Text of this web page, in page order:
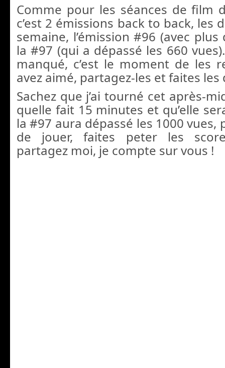
Comme pour les séances de film
c’est 2 émissions back to back, les
semaine, l’émission #96 (avec
la #97 (qui a dépassé les 660
manqué, c’est le moment de les
avez aimé, partagez-les et faites les
Sachez que j’ai tourné cet après-
quelle fait 15 minutes et qu’elle
la #97 aura dépassé les 1000 vues,
de jouer, faites peter les
partagez moi, je compte sur vous !